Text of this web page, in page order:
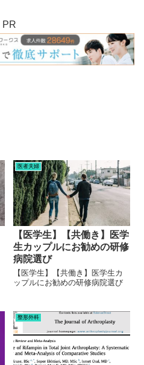
PR
医者夫婦
【医学生】【共働き】医学
生カップルにお勧めの研修
病院選び
【医学生】【共働き】医学生カ
ップルにお勧めの研修病院選び
整形外科